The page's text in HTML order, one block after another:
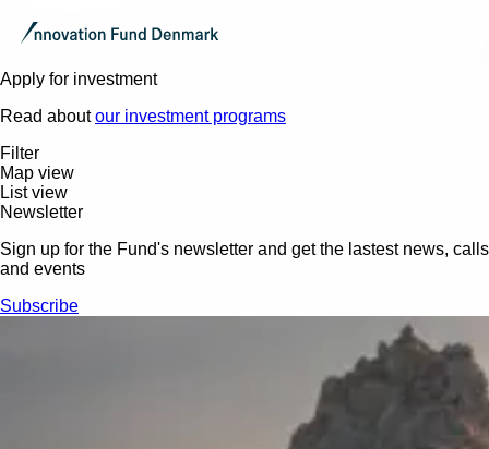
Apply for investment
Read aboutour investment programs
Filter
Map view
List view
Newsletter
Sign up for the Fund's newsletter and get the lastest news, calls
and events
Subscribe